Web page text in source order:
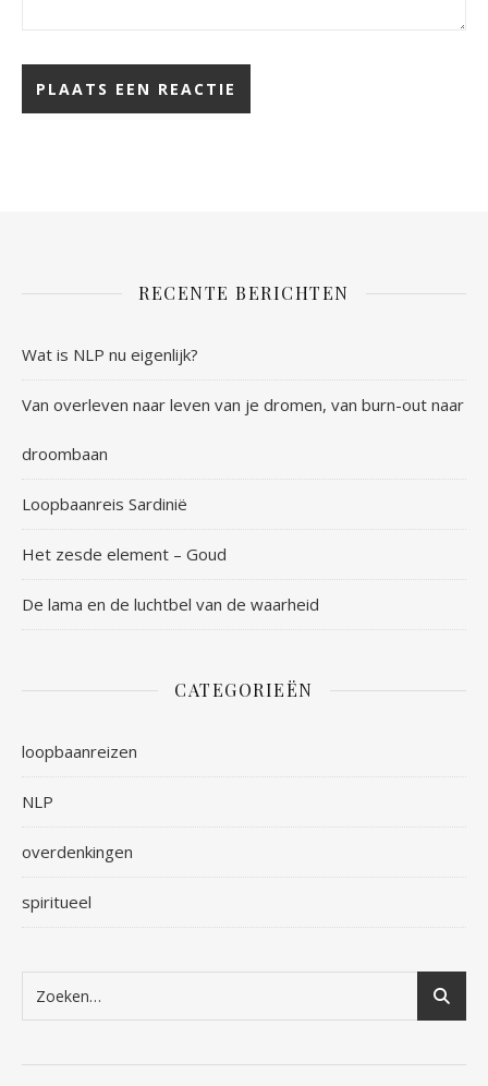
RECENTE BERICHTEN
Wat is NLP nu eigenlijk?
Van overleven naar leven van je dromen, van burn-out naar
droombaan
Loopbaanreis Sardinië
Het zesde element – Goud
De lama en de luchtbel van de waarheid
CATEGORIEËN
loopbaanreizen
NLP
overdenkingen
spiritueel